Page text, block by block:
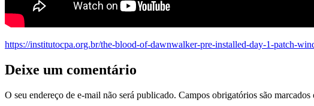
https://institutocpa.org.br/the-blood-of-dawnwalker-pre-installed-day-1-patch-
Deixe um comentário
O seu endereço de e-mail não será publicado. Campos obrigatórios são marcados